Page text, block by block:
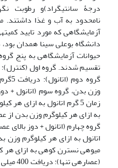
درجۀ سانتی­گراد)و رطوبت
نامحدود به آب و غذا داشتند.
آزمایشگاهی که مورد تایید
دانشگاه بوعلی سینا همدان
گروه
وزن بدن، گروه سوم (اتانول +
به ازای هر کیلوگرم وزن بدن
میوه­ی نسترن کوهی به ازای هر
(عصاره­ی